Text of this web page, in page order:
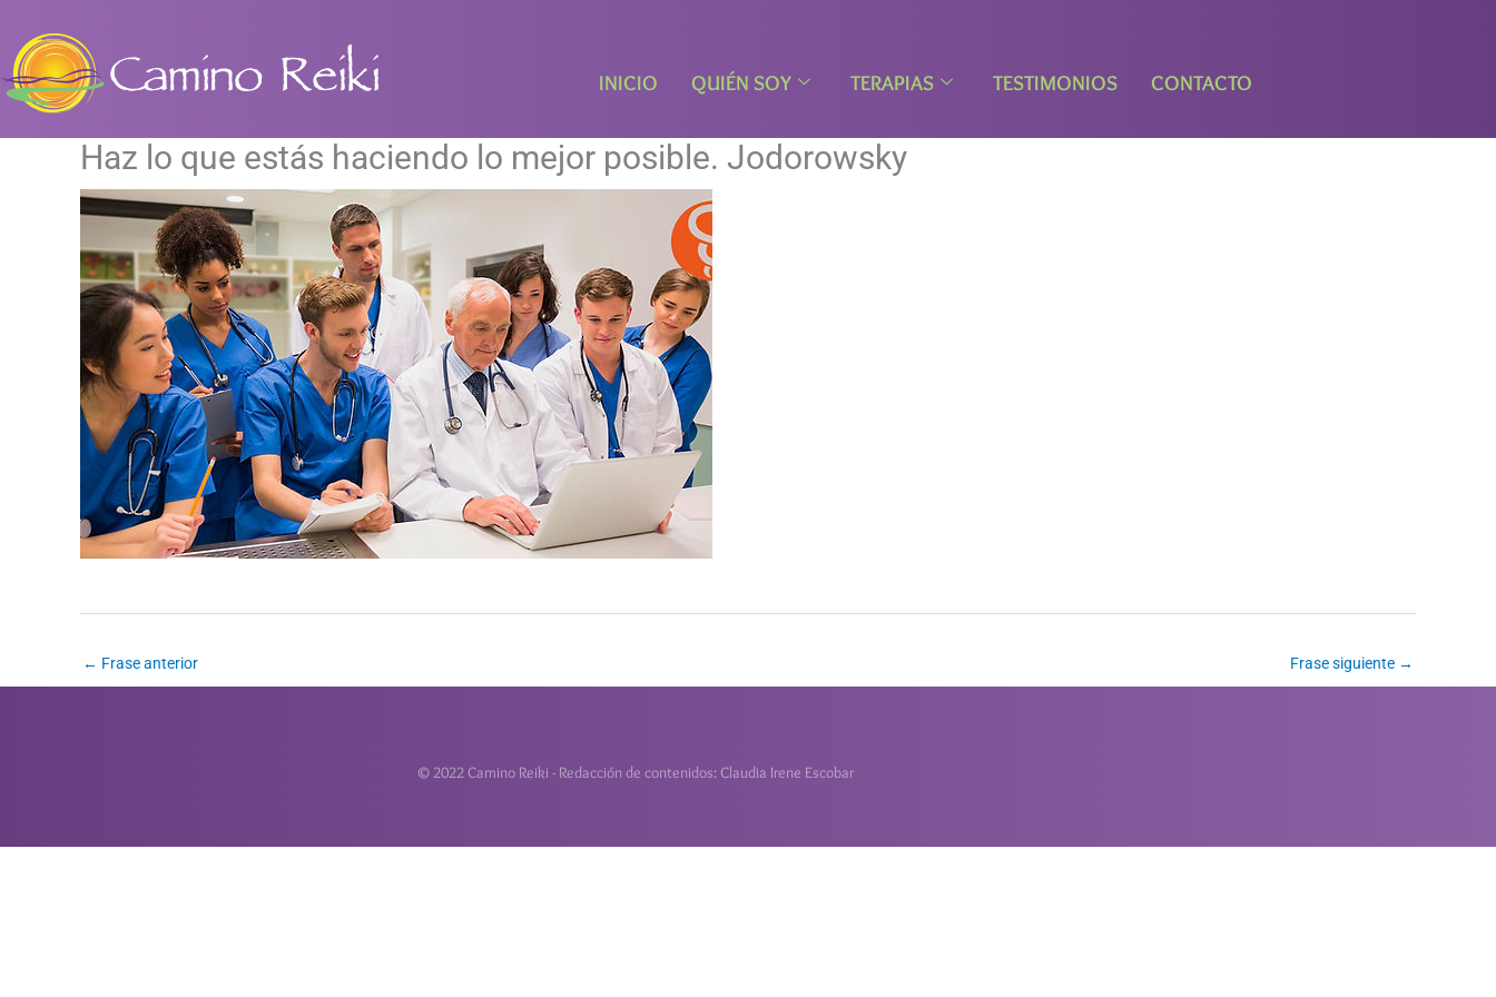
contenido
INICIO QUIÉN SOY TERAPIAS TESTIMONIOS CONTACTO
Haz lo que estás haciendo lo mejor posible. Jodorowsky
← Frase anterior Frase siguiente →
© 2022 Camino Reiki - Redacción de contenidos: Claudia Irene Escobar